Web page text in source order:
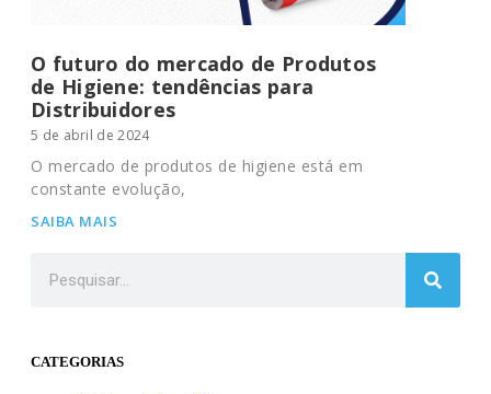
O futuro do mercado de Produtos
de Higiene: tendências para
Distribuidores
5 de abril de 2024
O mercado de produtos de higiene está em
constante evolução,
SAIBA MAIS
CATEGORIAS